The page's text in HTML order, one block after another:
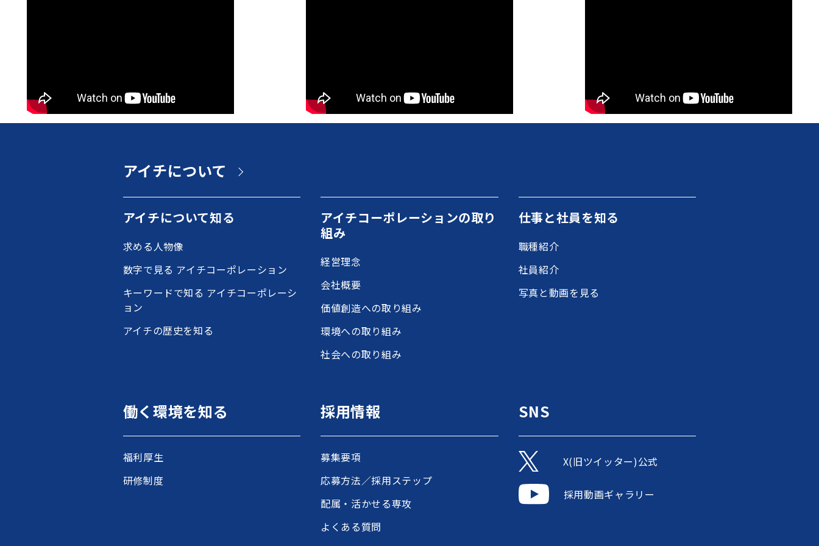
アイチについて
アイチについて知る
求める人物像
数字で見る アイチコーポレーション
キーワードで知る アイチコーポレーシ
ョン
アイチの歴史を知る
アイチコーポレーションの取り
組み
経営理念
会社概要
価値創造への取り組み
環境への取り組み
社会への取り組み
仕事と社員を知る
職種紹介
社員紹介
写真と動画を見る
働く環境を知る
福利厚生
研修制度
採用情報
募集要項
応募方法／採用ステップ
配属・活かせる専攻
よくある質問
SNS
X(旧ツイッター)公式
採用動画ギャラリー